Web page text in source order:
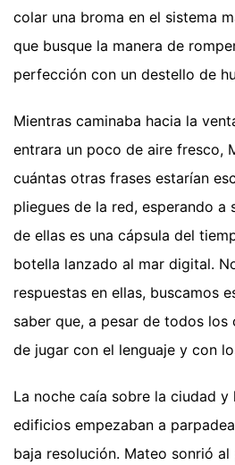
colar una broma en el sistema
que busque la manera de
perfección con un destello de
Mientras caminaba hacia la
entrara un poco de aire fresco,
cuántas otras frases estarían
pliegues de la red, esperando a
de ellas es una cápsula del
botella lanzado al mar digital.
respuestas en ellas, buscamos
saber que, a pesar de todos los
de jugar con el lenguaje y con
La noche caía sobre la ciudad y
edificios empezaban a
baja resolución. Mateo sonrió al